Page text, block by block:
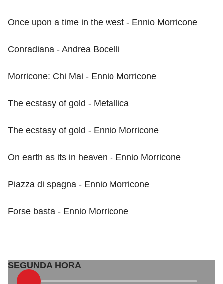
Once upon a time in the west - Ennio Morricone
Conradiana - Andrea Bocelli
Morricone: Chi Mai - Ennio Morricone
The ecstasy of gold - Metallica
The ecstasy of gold - Ennio Morricone
On earth as its in heaven - Ennio Morricone
Piazza di spagna - Ennio Morricone
Forse basta - Ennio Morricone
SEGUNDA HORA